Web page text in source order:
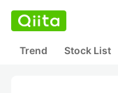
Trend Stock List